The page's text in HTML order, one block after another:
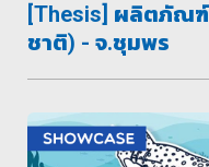
[Thesis] ผลิตภัณฑ์
ชาติ)⁣ - จ.ชุมพร